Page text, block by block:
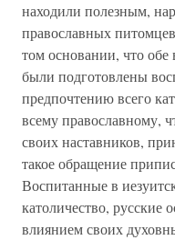
находили полезным,
православных
том основании, что
были подготовлены
предпочтению всего
всему православному,
своих наставников,
такое обращение
Воспитанные в
католичество, русские
влиянием своих